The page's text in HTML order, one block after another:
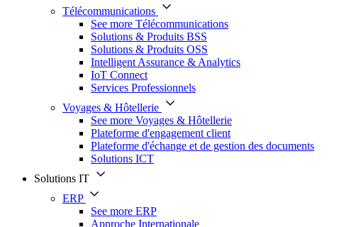
Télécommunications
See more Télécommunications
Solutions & Produits BSS
Solutions & Produits OSS
Intelligent Assurance & Analytics
IoT Connect
Services Professionnels
Voyages & Hôtellerie
See more Voyages & Hôtellerie
Plateforme d'engagement client
Plateforme d'échange et de gestion des documents
Solutions ICT
Solutions IT
ERP
See more ERP
Approche Internationale